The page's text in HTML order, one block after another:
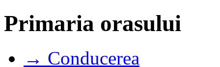
Primaria orasului
→ Conducerea